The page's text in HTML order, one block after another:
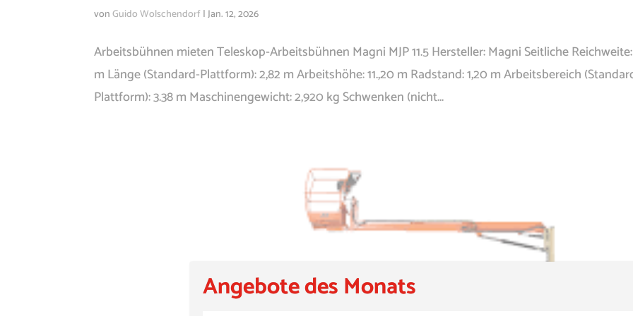
vonGuido Wolschendorf |Jan. 12, 2026
Arbeitsbühnen mieten Teleskop-Arbeitsbühnen Magni MJP 11.5 Hersteller: Magni Seitliche
m Länge (Standard-Plattform): 2,82 m Arbeitshöhe: 11.,20 m Radstand: 1,20 m Arbeitsbereich
Plattform): 3.38 m Maschinengewicht: 2,920 kg Schwenken (nicht...
Angebote des Monats